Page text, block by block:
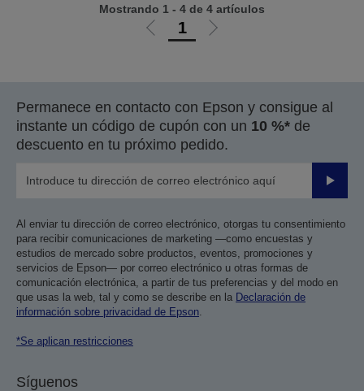
Ir
anterior
1
Ir
siguiente
Mostrando 1 - 4 de 4 artículos
Permanece en contacto con Epson y consigue al
instante un código de cupón con un 10 %* de
descuento en tu próximo pedido.
Enviar
Al enviar tu dirección de correo electrónico, otorgas tu consentimiento
para recibir comunicaciones de marketing —como encuestas y
estudios de mercado sobre productos, eventos, promociones y
servicios de Epson— por correo electrónico u otras formas de
comunicación electrónica, a partir de tus preferencias y del modo en
que usas la web, tal y como se describe en la Declaración de
información sobre privacidad de Epson
*Se aplican restricciones
Síguenos